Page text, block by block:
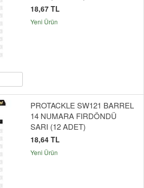
18,67 TL
Yeni Ürün
PROTACKLE SW121 BARREL
14 NUMARA FIRDÖNDÜ
SARI (12 ADET)
18,64 TL
Yeni Ürün